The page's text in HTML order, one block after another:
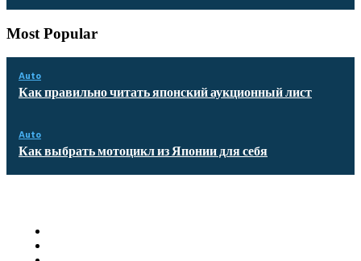
Most Popular
Auto
Как правильно читать японский аукционный лист
Auto
Как выбрать мотоцикл из Японии для себя